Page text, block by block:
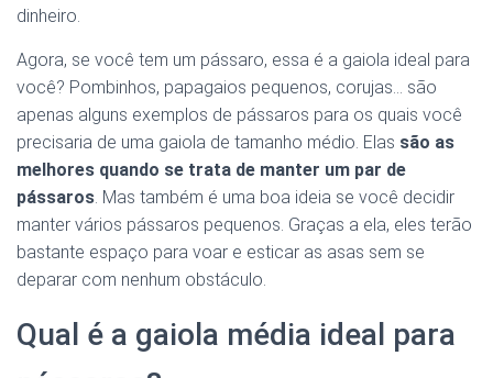
dinheiro.
Agora, se você tem um pássaro, essa é a gaiola ideal para
você? Pombinhos, papagaios pequenos, corujas… são
apenas alguns exemplos de pássaros para os quais você
precisaria de uma gaiola de tamanho médio. Elas são as
melhores quando se trata de manter um par de
pássaros. Mas também é uma boa ideia se você decidir
manter vários pássaros pequenos. Graças a ela, eles terão
bastante espaço para voar e esticar as asas sem se
deparar com nenhum obstáculo.
Qual é a gaiola média ideal para